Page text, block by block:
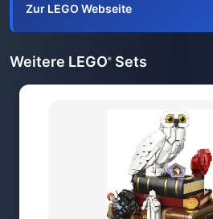
Zur LEGO Webseite
Weitere LEGO® Sets